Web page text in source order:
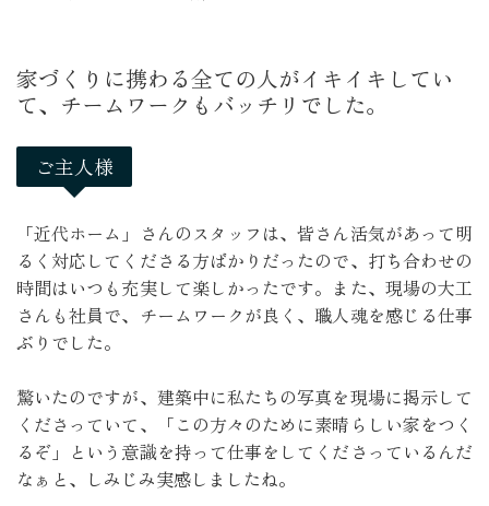
家づくりに携わる全ての人がイキイキしてい
て、チームワークもバッチリでした。
ご主人様
「近代ホーム」さんのスタッフは、皆さん活気があって明
るく対応してくださる方ばかりだったので、打ち合わせの
時間はいつも充実して楽しかったです。また、現場の大工
さんも社員で、チームワークが良く、職人魂を感じる仕事
ぶりでした。
驚いたのですが、建築中に私たちの写真を現場に掲示して
くださっていて、「この方々のために素晴らしい家をつく
るぞ」という意識を持って仕事をしてくださっているんだ
なぁと、しみじみ実感しましたね。